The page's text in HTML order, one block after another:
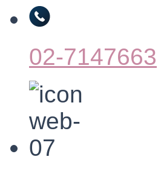
02-7147663